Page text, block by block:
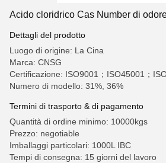
Acido cloridrico Cas Number di
Dettagli del prodotto
Luogo di origine: La Cina
Marca: CNSG
Certificazione: ISO9001；ISO45001；
Numero di modello: 31%, 36%
Termini di trasporto & di pagamento
Quantità di ordine minimo: 10000kgs
Prezzo: negotiable
Imballaggi particolari: 1000L IBC
Tempi di consegna: 15 giorni del lavoro